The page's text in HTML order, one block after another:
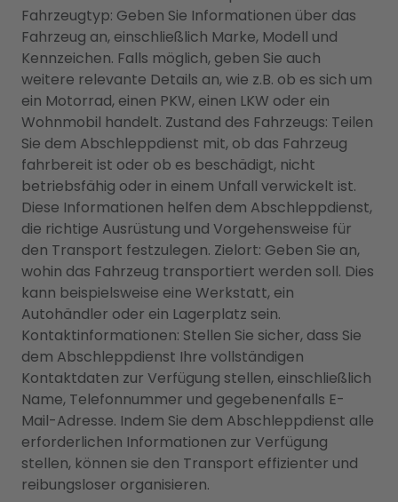
Fahrzeugtyp: Geben Sie Informationen über das
Fahrzeug an, einschließlich Marke, Modell und
Kennzeichen. Falls möglich, geben Sie auch
weitere relevante Details an, wie z.B. ob es sich um
ein Motorrad, einen PKW, einen LKW oder ein
Wohnmobil handelt. Zustand des Fahrzeugs: Teilen
Sie dem Abschleppdienst mit, ob das Fahrzeug
fahrbereit ist oder ob es beschädigt, nicht
betriebsfähig oder in einem Unfall verwickelt ist.
Diese Informationen helfen dem Abschleppdienst,
die richtige Ausrüstung und Vorgehensweise für
den Transport festzulegen. Zielort: Geben Sie an,
wohin das Fahrzeug transportiert werden soll. Dies
kann beispielsweise eine Werkstatt, ein
Autohändler oder ein Lagerplatz sein.
Kontaktinformationen: Stellen Sie sicher, dass Sie
dem Abschleppdienst Ihre vollständigen
Kontaktdaten zur Verfügung stellen, einschließlich
Name, Telefonnummer und gegebenenfalls E-
Mail-Adresse. Indem Sie dem Abschleppdienst alle
erforderlichen Informationen zur Verfügung
stellen, können sie den Transport effizienter und
reibungsloser organisieren.